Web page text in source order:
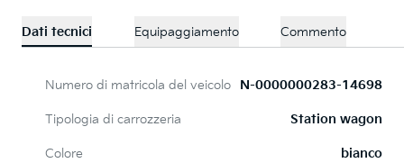
Dati tecnici Equipaggiamento Commento
Numero di matricola del veicolo N-0000000283-14698
Tipologia di carrozzeria Station wagon
Colore bianco